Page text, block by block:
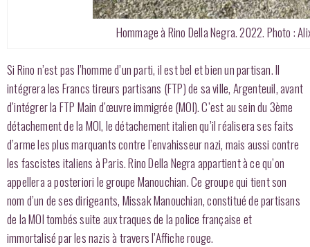
Hommage à Rino Della Negra. 2022. Photo :
Si Rino n’est pas l’homme d’un parti, il est bel et bien un partisan. Il
intégrera les Francs tireurs partisans (FTP) de sa ville, Argenteuil, avant
d’intégrer la FTP Main d’œuvre immigrée (MOI). C’est au sein du 3ème
détachement de la MOI, le détachement italien qu’il réalisera ses faits
d’arme les plus marquants contre l’envahisseur nazi, mais aussi contre
les fascistes italiens à Paris. Rino Della Negra appartient à ce qu’on
appellera a posteriori le groupe Manouchian. Ce groupe qui tient son
nom d’un de ses dirigeants, Missak Manouchian, constitué de partisans
de la MOI tombés suite aux traques de la police française et
immortalisé par les nazis à travers l’Affiche rouge.